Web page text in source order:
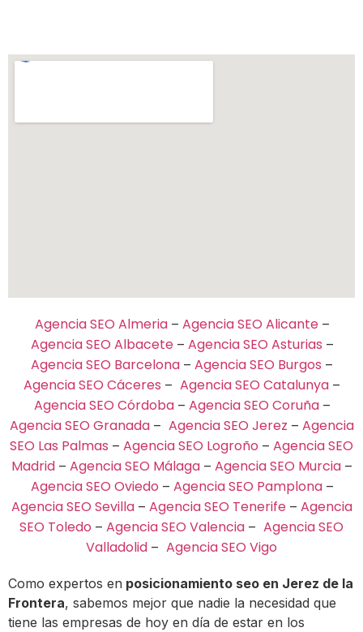
Agencia SEO Almeria– Agencia SEO Alicante–
Agencia SEO Albacete– Agencia SEO Asturias –
Agencia SEO Barcelona – Agencia SEO Burgos –
Agencia SEO Cáceres – Agencia SEO Catalunya –
Agencia SEO Córdoba– Agencia SEO Coruña–
Agencia SEO Granada– Agencia SEO Jerez – Agencia
SEO Las Palmas – Agencia SEO Logroño – Agencia SEO
Madrid – Agencia SEO Málaga – Agencia SEO Murcia –
Agencia SEO Oviedo – Agencia SEO Pamplona–
Agencia SEO Sevilla– Agencia SEO Tenerife– Agencia
SEO Toledo – Agencia SEO Valencia – Agencia SEO
Valladolid – Agencia SEO Vigo
Como expertos en posicionamiento seo en Jerez de la
Frontera, sabemos mejor que nadie la necesidad que
tiene las empresas de hoy en día de estar en los